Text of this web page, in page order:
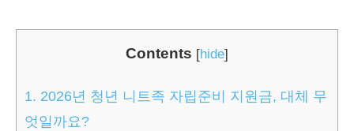
Contents [hide]
1. 2026년 청년 니트족 자립준비 지원금, 대체 무
엇일까요?